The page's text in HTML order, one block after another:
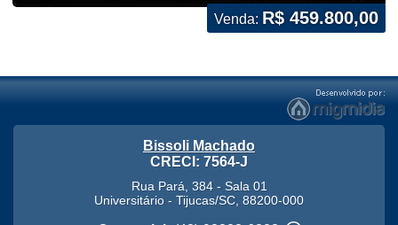
Venda: R$ 459.800,00
Bissoli Machado
CRECI: 7564-J
Rua Pará, 384 - Sala 01
Universitário - Tijucas/SC 88200-000